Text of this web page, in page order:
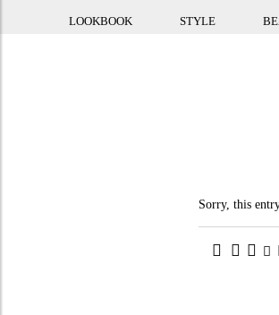
LOOKBOOK STYLE
Sorry, this